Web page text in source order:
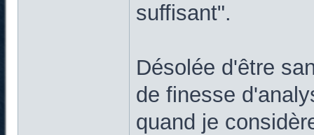
suffisant".
Désolée d'être
de finesse
quand je